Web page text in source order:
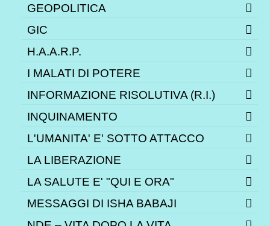
GEOPOLITICA
GIC
H.A.A.R.P.
I MALATI DI POTERE
INFORMAZIONE RISOLUTIVA (R.I.)
INQUINAMENTO
L'UMANITA' E' SOTTO ATTACCO
LA LIBERAZIONE
LA SALUTE E' "QUI E ORA"
MESSAGGI DI ISHA BABAJI